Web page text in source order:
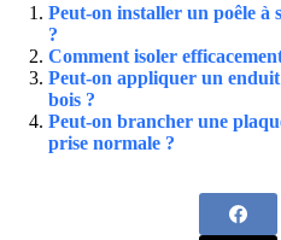
Peut-on installer un poêle à
?
Comment isoler
Peut-on appliquer un
bois ?
Peut-on brancher une
prise normale ?